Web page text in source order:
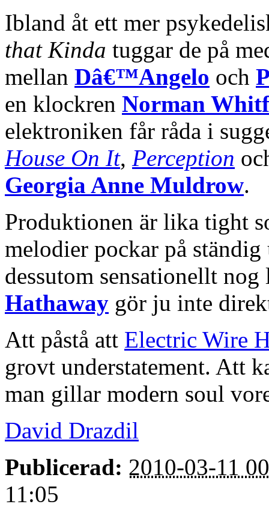
Ibland åt ett mer
that Kinda tuggar de på
mellan Dâ€™Angelo och
en klockren Norman
elektroniken får råda i
House On It, Perception
Georgia Anne Muldrow.
Produktionen är lika tight
melodier pockar på
dessutom sensationellt
Hathaway gör ju inte
Att påstå att Electric Wire
grovt understatement. Att
man gillar modern soul
David Drazdil
Publicerad: 2010-03-11
11:05